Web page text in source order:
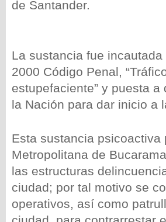
de Santander.
La sustancia fue
2000 Código Penal,
estupefaciente” y puesta
la Nación para dar inicio a
Esta sustancia
Metropolitana de
las estructuras
ciudad; por tal motivo se
operativos, así como